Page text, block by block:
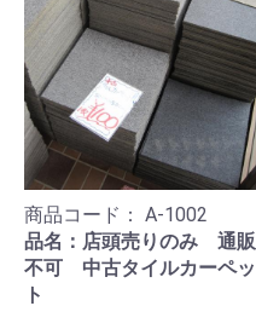
商品コード： A-1002
品名：店頭売りのみ 通販
不可 中古タイルカーペッ
ト